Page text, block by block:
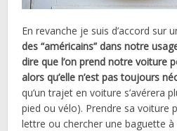
En revanche je suis d’accord sur
des “américains” dans notre
dire que l’on prend notre voiture
alors qu’elle n’est pas toujours
qu’un trajet en voiture s’avérera
pied ou vélo). Prendre sa voiture
lettre ou chercher une baguette à